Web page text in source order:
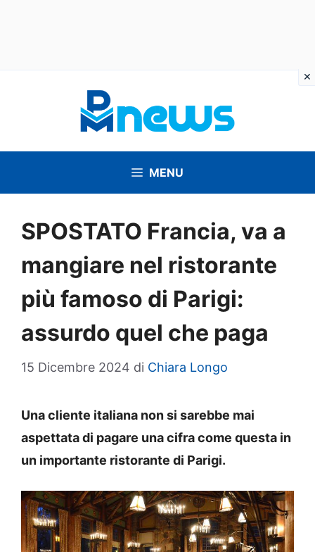
MENU
SPOSTATO Francia, va a
mangiare nel ristorante
più famoso di Parigi:
assurdo quel che paga
15 Dicembre 2024 di Chiara Longo
Una cliente italiana non si sarebbe mai
aspettata di pagare una cifra come questa in
un importante ristorante di Parigi.